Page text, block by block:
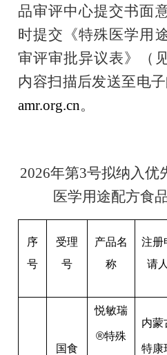
品审评中心提交书面
时提交《特殊医学用
审评审批异议表》（
内容扫描后发送至电子
amr.org.cn。
2026年第3号拟纳入优
医学用途配方食
序
号
受理
号
产品名
称
注册
请人
国食
悦敏瑞
®特殊
内蒙
特康